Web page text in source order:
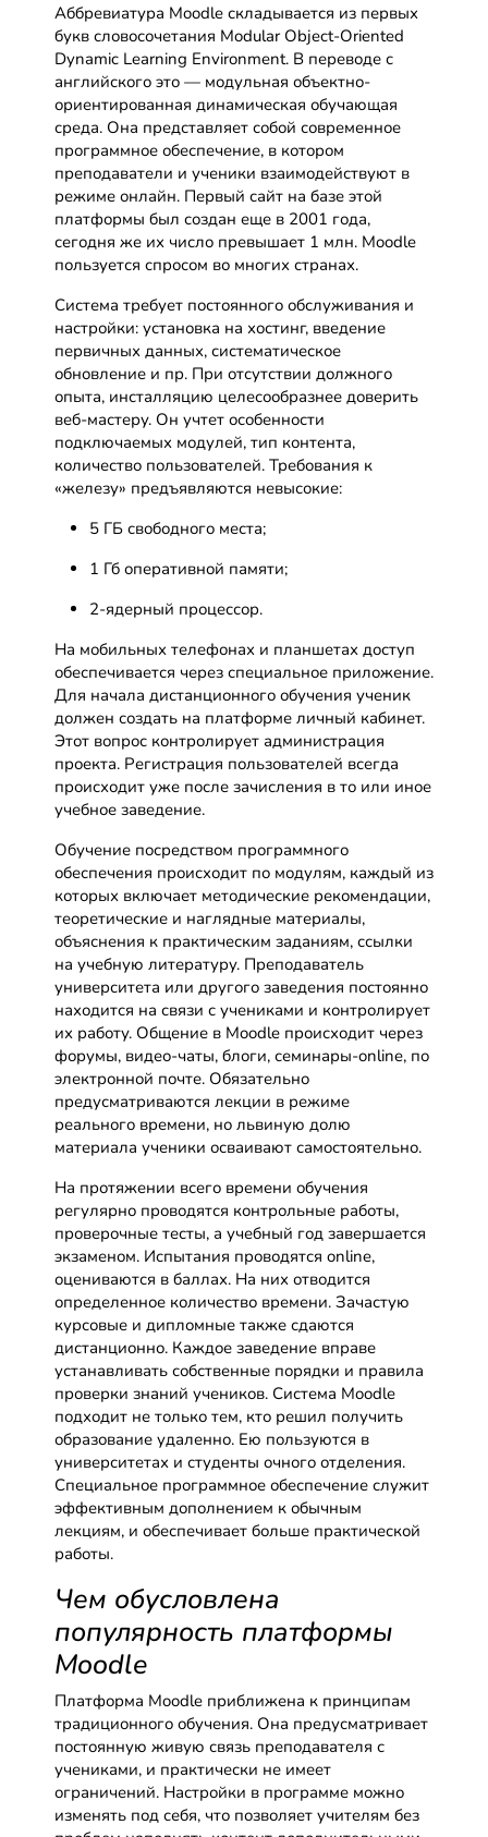
Аббревиатура Moodle складывается из первых
букв словосочетания Modular Object-Oriented
Dynamic Learning Environment. В переводе с
английского это — модульная объектно-
ориентированная динамическая обучающая
среда. Она представляет собой современное
программное обеспечение, в котором
преподаватели и ученики взаимодействуют в
режиме онлайн. Первый сайт на базе этой
платформы был создан еще в 2001 года,
сегодня же их число превышает 1 млн. Moodle
пользуется спросом во многих странах.
Система требует постоянного обслуживания и
настройки: установка на хостинг, введение
первичных данных, систематическое
обновление и пр. При отсутствии должного
опыта, инсталляцию целесообразнее доверить
веб-мастеру. Он учтет особенности
подключаемых модулей, тип контента,
количество пользователей. Требования к
«железу» предъявляются невысокие:
5 ГБ свободного места;
1 Гб оперативной памяти;
2-ядерный процессор.
На мобильных телефонах и планшетах доступ
обеспечивается через специальное приложение.
Для начала дистанционного обучения ученик
должен создать на платформе личный кабинет.
Этот вопрос контролирует администрация
проекта. Регистрация пользователей всегда
происходит уже после зачисления в то или иное
учебное заведение.
Обучение посредством программного
обеспечения происходит по модулям, каждый из
которых включает методические рекомендации,
теоретические и наглядные материалы,
объяснения к практическим заданиям, ссылки
на учебную литературу. Преподаватель
университета или другого заведения постоянно
находится на связи с учениками и контролирует
их работу. Общение в Moodle происходит через
форумы, видео-чаты, блоги, семинары-online, по
электронной почте. Обязательно
предусматриваются лекции в режиме
реального времени, но львиную долю
материала ученики осваивают самостоятельно.
На протяжении всего времени обучения
регулярно проводятся контрольные работы,
проверочные тесты, а учебный год завершается
экзаменом. Испытания проводятся online,
оцениваются в баллах. На них отводится
определенное количество времени. Зачастую
курсовые и дипломные также сдаются
дистанционно. Каждое заведение вправе
устанавливать собственные порядки и правила
проверки знаний учеников. Система Moodle
подходит не только тем, кто решил получить
образование удаленно. Ею пользуются в
университетах и студенты очного отделения.
Специальное программное обеспечение служит
эффективным дополнением к обычным
лекциям, и обеспечивает больше практической
работы.
Чем обусловлена
популярность платформы
Moodle
Платформа Moodle приближена к принципам
традиционного обучения. Она предусматривает
постоянную живую связь преподавателя с
учениками, и практически не имеет
ограничений. Настройки в программе можно
изменять под себя, что позволяет учителям без